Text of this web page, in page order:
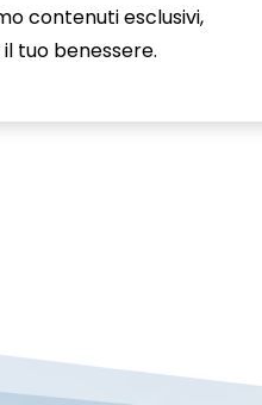
contenuti esclusivi,
tuo benessere.